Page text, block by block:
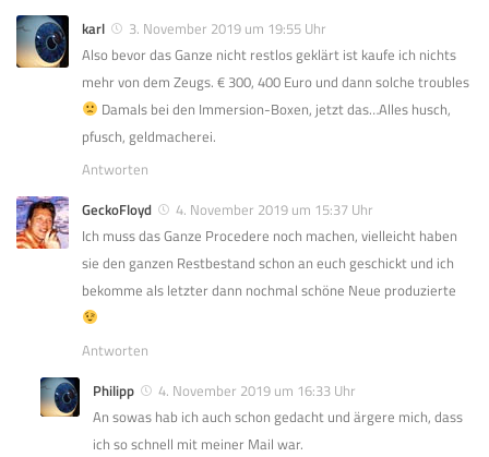
karl
3. November 2019 um 19:55 Uhr
Also bevor das Ganze nicht restlos geklärt ist kaufe ich nichts
mehr von dem Zeugs. € 300, 400 Euro und dann solche troubles
Damals bei den Immersion-Boxen, jetzt das…Alles husch,
pfusch, geldmacherei.
Antworten
GeckoFloyd
4. November 2019 um 15:37 Uhr
Ich muss das Ganze Procedere noch machen, vielleicht haben
sie den ganzen Restbestand schon an euch geschickt und ich
bekomme als letzter dann nochmal schöne Neue produzierte
Antworten
Philipp
4. November 2019 um 16:33 Uhr
An sowas hab ich auch schon gedacht und ärgere mich, dass
ich so schnell mit meiner Mail war.